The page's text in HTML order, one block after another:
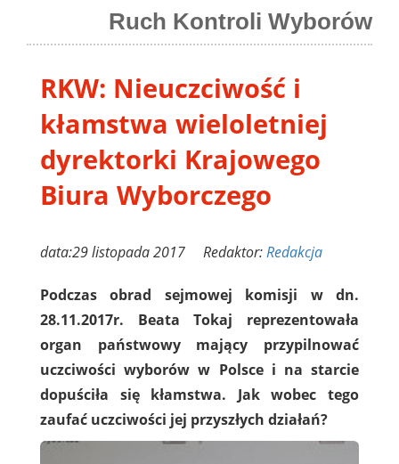
Ruch Kontroli Wyborów
RKW: Nieuczciwość i
kłamstwa wieloletniej
dyrektorki Krajowego
Biura Wyborczego
data:29 listopada 2017 Redaktor:Redakcja
Podczas obrad sejmowej komisji w dn.
28.11.2017r. Beata Tokaj reprezentowała
organ państwowy mający przypilnować
uczciwości wyborów w Polsce i na starcie
dopuściła się kłamstwa. Jak wobec tego
zaufać uczciwości jej przyszłych działań?